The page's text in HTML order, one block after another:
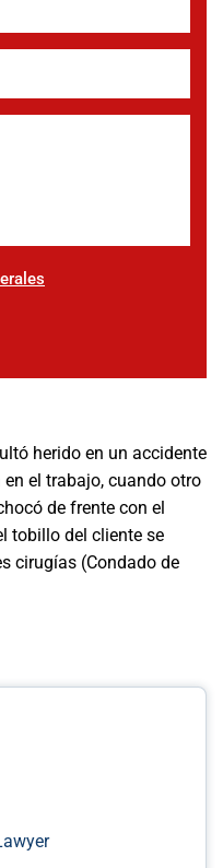
herido en un accidente
el trabajo, cuando otro
de frente con el
tobillo del cliente se
cirugías (Condado de